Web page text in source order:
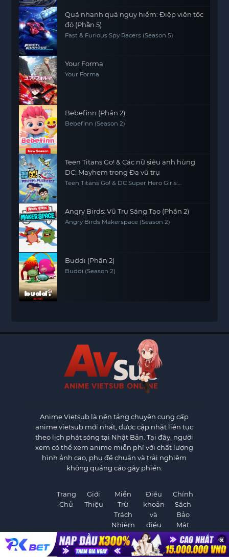
Quá nhanh quá nguy hiểm: Điệp viên tốc
độ (Phần 5)
Fast & Furious Spy Racers (Season 5)
Your Forma
Your Forma
Bebefinn (Phần 2)
Bebefinn (Season 2)
Teen Titans Go! & Các nữ siêu anh hùng
DC: Mayhem trong Đa vũ trụ
Teen Titans Go! & DC Super Hero Girls:
Angry Birds: Vũ Trụ Sáng Tạo (Phần 2)
Angry Birds Makerspace (Season 2)
Buddi (Phần 2)
Buddi (Season 2)
Anime Vietsub là nền tảng chuyên cung cấp
anime vietsub mới nhất, được cập nhật liên tục
theo lịch phát sóng tại Nhật Bản. Tại đây, người
xem có thể xem anime miễn phí với chất lượng
hình ảnh cao, phụ đề chuẩn và trải nghiệm
không quảng cáo gây phiền.
Trang
Chủ
Giới
Thiệu
Miễn
Trừ
Trách
Nhiệm
Điều
khoản
và
điều
kiện
Chính
Sách
Bảo
Mật
×